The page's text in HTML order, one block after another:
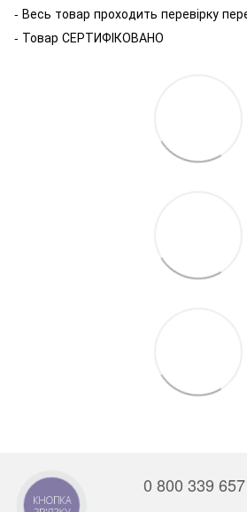
- Весь товар проходить перевірку
- Товар СЕРТИФІКОВАНО
0 800 339 657
КНОПКА